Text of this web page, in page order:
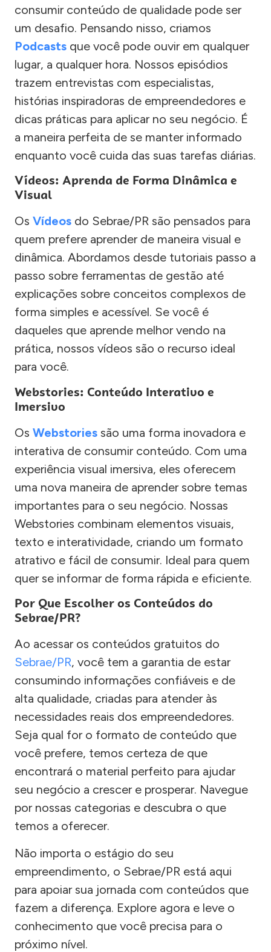
consumir conteúdo de qualidade pode ser
um desafio. Pensando nisso, criamos
Podcasts que você pode ouvir em qualquer
lugar, a qualquer hora. Nossos episódios
trazem entrevistas com especialistas,
histórias inspiradoras de empreendedores e
dicas práticas para aplicar no seu negócio. É
a maneira perfeita de se manter informado
enquanto você cuida das suas tarefas diárias.
Vídeos: Aprenda de Forma Dinâmica e
Visual
Os Vídeos do Sebrae/PR são pensados para
quem prefere aprender de maneira visual e
dinâmica. Abordamos desde tutoriais passo a
passo sobre ferramentas de gestão até
explicações sobre conceitos complexos de
forma simples e acessível. Se você é
daqueles que aprende melhor vendo na
prática, nossos vídeos são o recurso ideal
para você.
Webstories: Conteúdo Interativo e
Imersivo
Os Webstories são uma forma inovadora e
interativa de consumir conteúdo. Com uma
experiência visual imersiva, eles oferecem
uma nova maneira de aprender sobre temas
importantes para o seu negócio. Nossas
Webstories combinam elementos visuais,
texto e interatividade, criando um formato
atrativo e fácil de consumir. Ideal para quem
quer se informar de forma rápida e eficiente.
Por Que Escolher os Conteúdos do
Sebrae/PR?
Ao acessar os conteúdos gratuitos do
Sebrae/PR, você tem a garantia de estar
consumindo informações confiáveis e de
alta qualidade, criadas para atender às
necessidades reais dos empreendedores.
Seja qual for o formato de conteúdo que
você prefere, temos certeza de que
encontrará o material perfeito para ajudar
seu negócio a crescer e prosperar. Navegue
por nossas categorias e descubra o que
temos a oferecer.
Não importa o estágio do seu
empreendimento, o Sebrae/PR está aqui
para apoiar sua jornada com conteúdos que
fazem a diferença. Explore agora e leve o
conhecimento que você precisa para o
próximo nível.